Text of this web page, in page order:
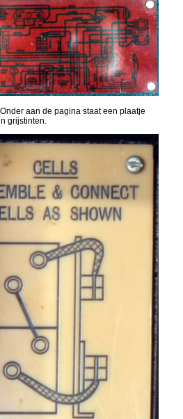
aan de pagina staat een plaatje
grijstinten.